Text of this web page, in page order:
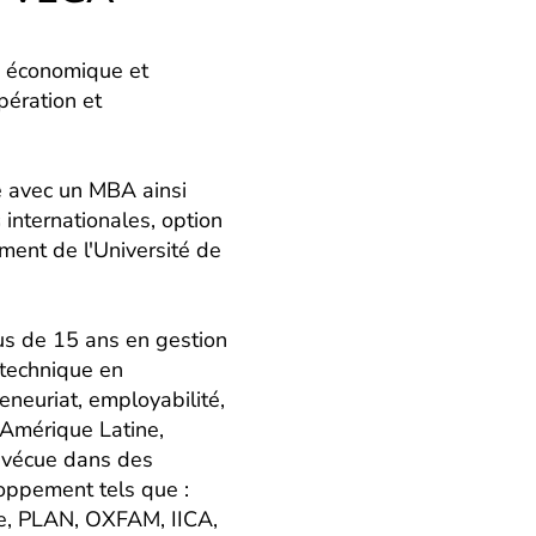
et
et
un MBA ainsi
option
de l'Université de
de 15 ans en gestion
en
employabilité,
Latine,
dans des
tels que :
PLAN, OXFAM, IICA,